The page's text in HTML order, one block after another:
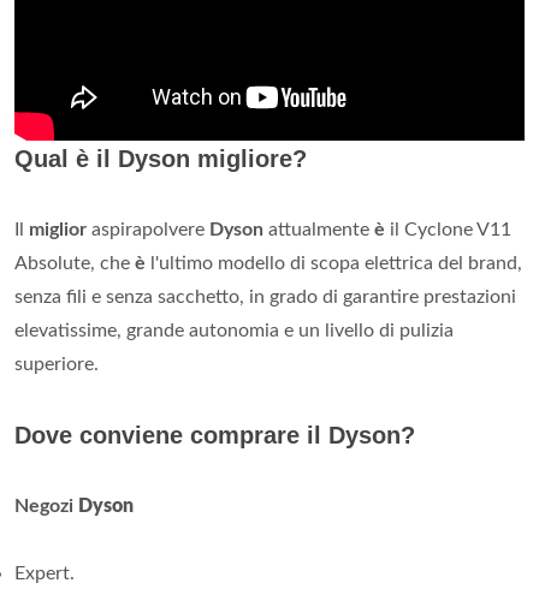
Qual è il Dyson migliore?
miglior aspirapolvere Dyson attualmente è il Cyclone V11
Absolute, che è l'ultimo modello di scopa elettrica del brand,
senza fili e senza sacchetto, in grado di garantire prestazioni
elevatissime, grande autonomia e un livello di pulizia
superiore.
Dove conviene comprare il Dyson?
Negozi Dyson
Expert.